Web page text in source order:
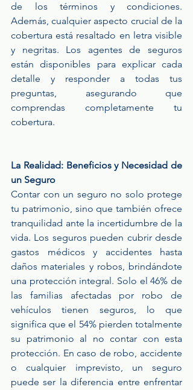
de los términos y condiciones.
Además, cualquier aspecto crucial de la
cobertura está resaltado en letra visible
y negritas. Los agentes de seguros
están disponibles para explicar cada
detalle y responder a todas tus
preguntas, asegurando que
comprendas completamente tu
cobertura.
La Realidad: Beneficios y Necesidad de
un Seguro
Contar con un seguro no solo protege
tu patrimonio, sino que también ofrece
tranquilidad ante la incertidumbre de la
vida. Los seguros pueden cubrir desde
gastos médicos y accidentes hasta
daños materiales y robos, brindándote
una protección integral. Solo el 46% de
las familias afectadas por robo de
vehículos tienen seguros, lo que
significa que el 54% pierden totalmente
su patrimonio al no contar con esta
protección. En caso de robo, accidente
o cualquier imprevisto, un seguro
puede ser la diferencia entre enfrentar